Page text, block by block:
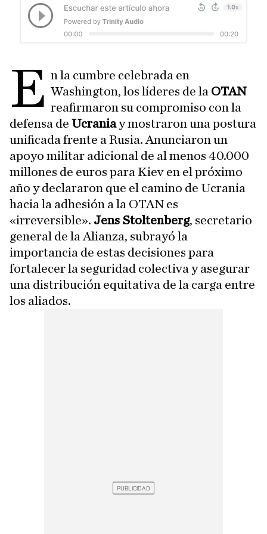
E n la cumbre celebrada en
Washington, los líderes de la OTAN
reafirmaron su compromiso con la
defensa de Ucraniay mostraron una postura
unificada frente a Rusia. Anunciaron un
apoyo militar adicional de al menos 40.000
millones de euros para Kiev en el próximo
año y declararon que el camino de Ucrania
hacia la adhesión a la OTAN es
«irreversible». Jens Stoltenberg, secretario
general de la Alianza, subrayó la
importancia de estas decisiones para
fortalecer la seguridad colectiva y asegurar
una distribución equitativa de la carga entre
los aliados.